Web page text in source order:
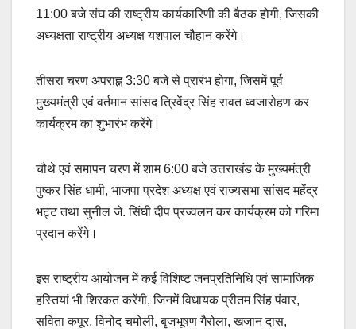
11:00 बजे संघ की राष्ट्रीय कार्यकारिणी की बैठक होगी, जिसकी
अध्यक्षता राष्ट्रीय अध्यक्ष यशपाल चौहान करेंगे।
तीसरा चरण अपराह्न 3:30 बजे से प्रारंभ होगा, जिसमें पूर्व
मुख्यमंत्री एवं वर्तमान सांसद त्रिवेंद्र सिंह रावत ध्वजारोहण कर
कार्यक्रम का शुभारंभ करेंगे।
चौथे एवं समापन चरण में शाम 6:00 बजे उत्तराखंड के मुख्यमंत्री
पुष्कर सिंह धामी, भाजपा प्रदेश अध्यक्ष एवं राज्यसभा सांसद महेंद्र
भट्ट तथा सुनील जे. सिंघी दीप प्रज्वलन कर कार्यक्रम को गरिमा
प्रदान करेंगे।
इस राष्ट्रीय आयोजन में कई विशिष्ट जनप्रतिनिधि एवं सामाजिक
हस्तियां भी शिरकत करेंगी, जिनमें विधायक प्रीतम सिंह पंवार,
सविता कपूर, विनोद चमोली, बृजभूषण गैरोला, खजान दास,